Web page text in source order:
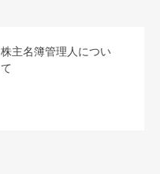
株主名簿管理人につい
て